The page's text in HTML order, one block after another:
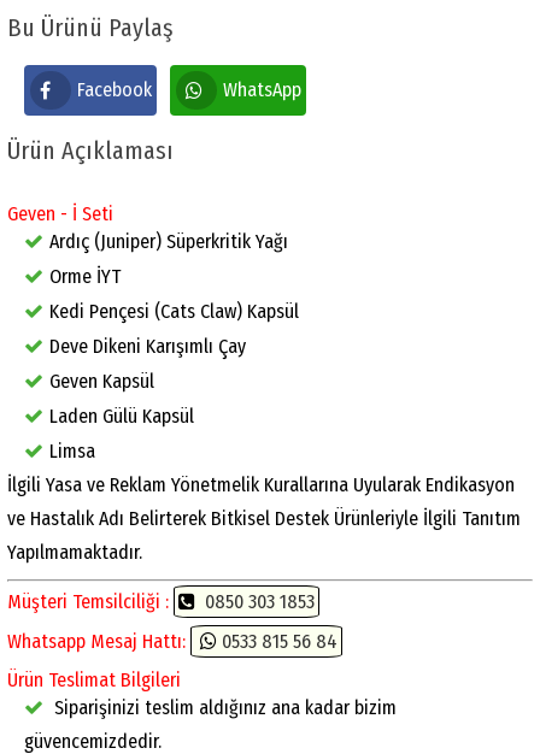
Bu Ürünü Paylaş
Facebook WhatsApp
Ürün Açıklaması
Geven - İ Seti
Ardıç (Juniper) Süperkritik Yağı
Orme İYT
Kedi Pençesi (Cats Claw) Kapsül
Deve Dikeni Karışımlı Çay
Geven Kapsül
Laden Gülü Kapsül
Limsa
İlgili Yasa ve Reklam Yönetmelik Kurallarına Uyularak Endikasyon
ve Hastalık Adı Belirterek Bitkisel Destek Ürünleriyle İlgili Tanıtım
Yapılmamaktadır.
Müşteri Temsilciliği :
0850 303 1853
Whatsapp Mesaj Hattı:
0533 815 56 84
Ürün Teslimat Bilgileri
Siparişinizi teslim aldığınız ana kadar bizim
güvencemizdedir.